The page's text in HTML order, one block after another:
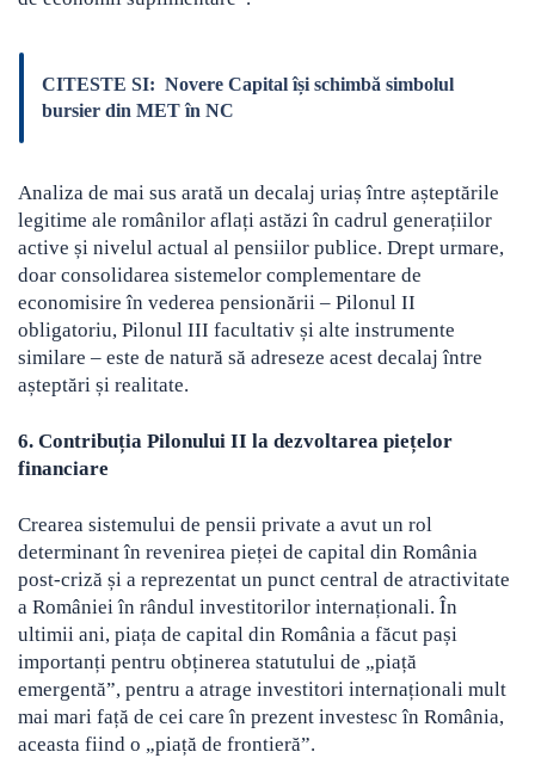
CITESTE SI: Novere Capital își schimbă simbolul
bursier din MET în NC
Analiza de mai sus arată un decalaj uriaș între așteptările
legitime ale românilor aflați astăzi în cadrul generațiilor
active și nivelul actual al pensiilor publice. Drept urmare,
doar consolidarea sistemelor complementare de
economisire în vederea pensionării – Pilonul II
obligatoriu, Pilonul III facultativ și alte instrumente
similare – este de natură să adreseze acest decalaj între
așteptări și realitate.
6. Contribuția Pilonului II la dezvoltarea piețelor
financiare
Crearea sistemului de pensii private a avut un rol
determinant în revenirea pieței de capital din România
post-criză și a reprezentat un punct central de atractivitate
a României în rândul investitorilor internaționali. În
ultimii ani, piața de capital din România a făcut pași
importanți pentru obținerea statutului de „piață
emergentă”, pentru a atrage investitori internaționali mult
mai mari față de cei care în prezent investesc în România,
aceasta fiind o „piață de frontieră”.